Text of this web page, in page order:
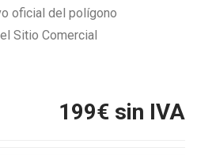
oficial del polígono
Sitio Comercial
199€ sin IVA